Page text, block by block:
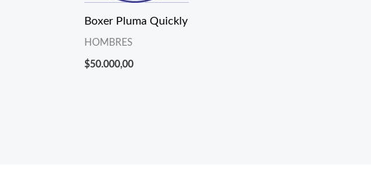
Boxer Pluma Quickly
HOMBRES
$50.000,00